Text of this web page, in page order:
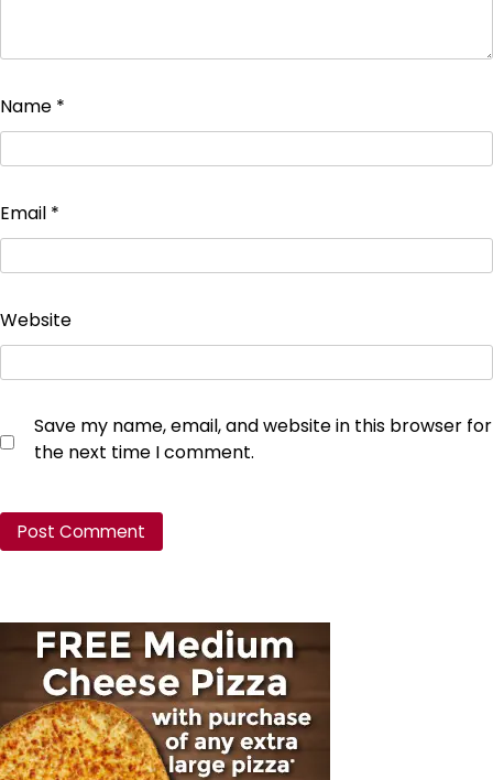
Name *
Email *
Website
Save my name, email, and website in this browser for
the next time I comment.